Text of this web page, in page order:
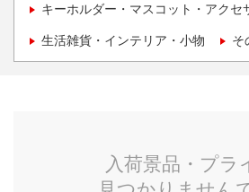
キーホルダー・マスコット・アクセ
生活雑貨・インテリア・小物 そ